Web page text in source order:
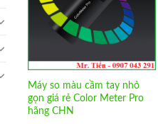
Máy so màu cầm tay nhỏ
gọn giá rẻ Color Meter Pro
hãng CHN